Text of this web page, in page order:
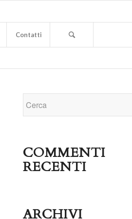
Contatti
COMMENTI
RECENTI
ARCHIVI